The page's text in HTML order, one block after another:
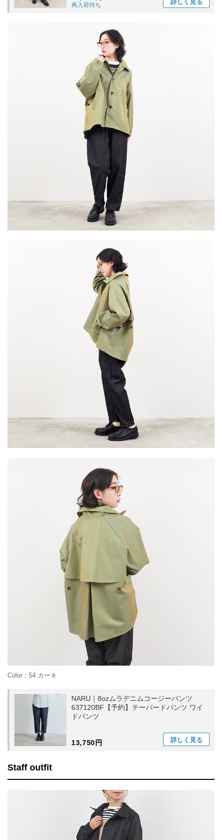
再入荷待ち 詳しく 見る
Color：54.カーキ
NARU｜8ozムラデニムコージーパンツ
637120BF【予約】テーパードパンツ ワイ
ドパンツ
13,750円 詳しく 見る
Staff outfit